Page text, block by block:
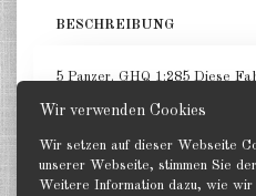
Wir verwenden Cookies
Wir setzen auf dieser Webseite
unserer Webseite, stimmen Sie
Weitere Information dazu, wie wir
Ungarn 1:285
Rumänien 1:285
Finnland 1:285
Japan 1:285
BESCHREIBUNG
5 Panzer. GHQ 1:285 Diese